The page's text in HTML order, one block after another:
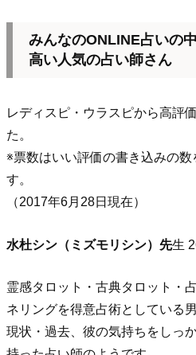
みんなのONLINE占いの
高い人気の占い師さん
レディスピ・ウラスピから高評
た。
※票数はいい評価の書き込みの数
す。
（2017年6月28日現在）
水杜シン（ミズモリシン）先生
霊感タロット・古典タロット・
ネリングを得意占術としている
現状・過去、彼の気持ちをしっ